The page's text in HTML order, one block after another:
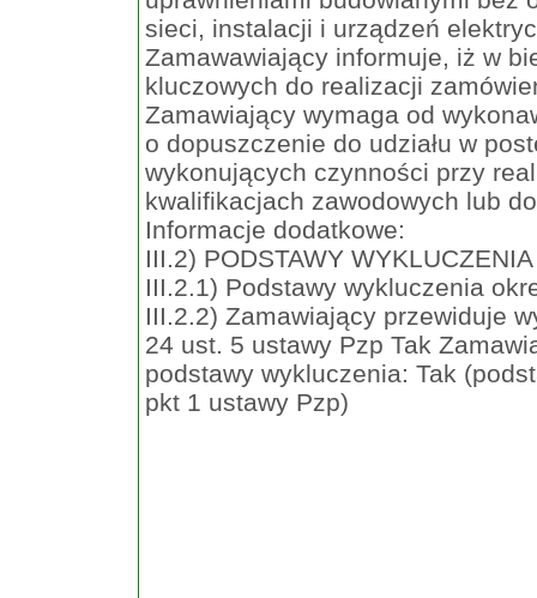
sieci, instalacji i urządzeń
Zamawawiający informuje, iż w
kluczowych do realizacji
Zamawiający wymaga od
o dopuszczenie do udziału w
wykonujących czynności przy
kwalifikacjach zawodowych lub
Informacje dodatkowe:
III.2) PODSTAWY WYKLUCZENIA
III.2.1) Podstawy wykluczenia
III.2.2) Zamawiający przewiduje
24 ust. 5 ustawy Pzp Tak
podstawy wykluczenia: Tak
pkt 1 ustawy Pzp)